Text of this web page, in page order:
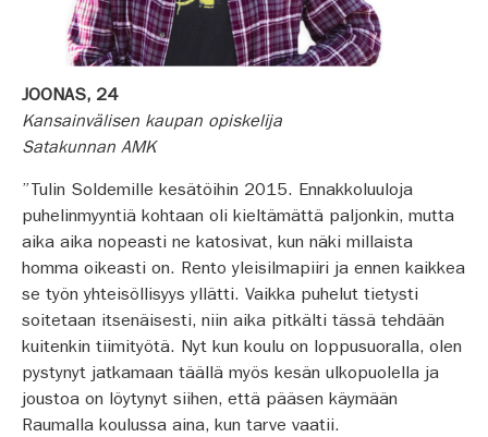
JOONAS, 24
Kansainvälisen kaupan opiskelija
Satakunnan AMK
”Tulin Soldemille kesätöihin 2015. Ennakkoluuloja
puhelinmyyntiä kohtaan oli kieltämättä paljonkin, mutta
aika aika nopeasti ne katosivat, kun näki millaista
homma oikeasti on. Rento yleisilmapiiri ja ennen kaikkea
se työn yhteisöllisyys yllätti. Vaikka puhelut tietysti
soitetaan itsenäisesti, niin aika pitkälti tässä tehdään
kuitenkin tiimityötä. Nyt kun koulu on loppusuoralla, olen
pystynyt jatkamaan täällä myös kesän ulkopuolella ja
joustoa on löytynyt siihen, että pääsen käymään
Raumalla koulussa aina, kun tarve vaatii.